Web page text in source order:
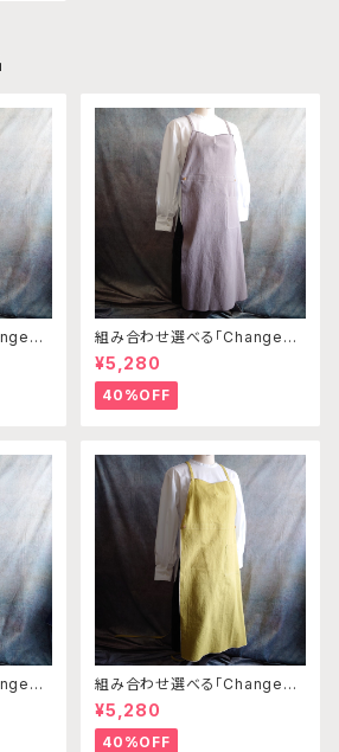
ージ
て1
組み合わせ選べる「Changena
bleエプロン」本体ライトベージ
ュ×ブラウン※前部分合わせて1
つのエプロンになります
¥5,280
40%OFF
×ス
合わ
す
組み合わせ選べる「Changena
bleエプロン」本体カナリアイエ
ロー※前部分合わせて1つのエ
プロンになります
¥5,280
40%OFF